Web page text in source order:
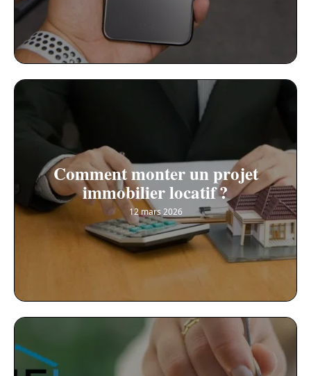
Comment monter un projet
immobilier locatif ?
12 mars 2026